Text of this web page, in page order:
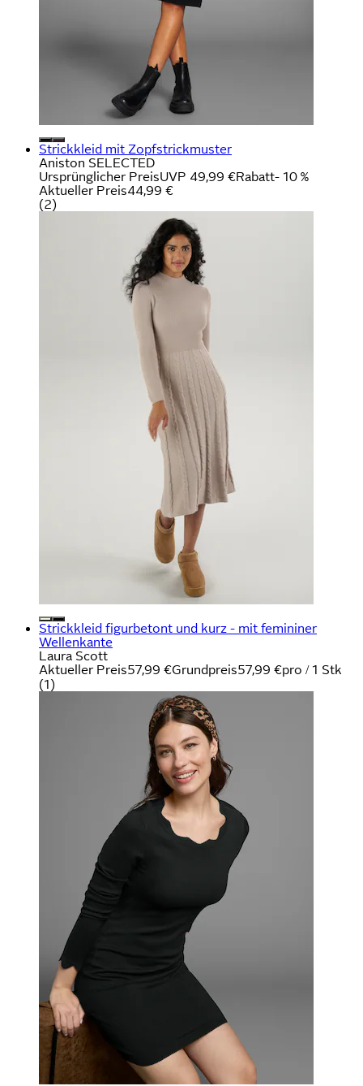
Strickkleid mit Zopfstrickmuster
Aniston SELECTED
Ursprünglicher PreisUVP 49,99 €Rabatt- 10 %
Aktueller Preis44,99 €
(2)
Strickkleid figurbetont und kurz - mit femininer
Wellenkante
Laura Scott
Aktueller Preis57,99 €Grundpreis57,99 €pro / 1 Stk
(1)